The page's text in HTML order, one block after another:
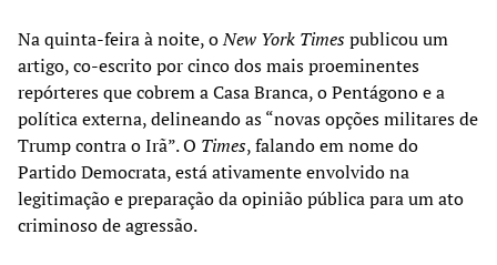
Na quinta-feira à noite, oNew York Timespublicou um
artigo, co-escrito por cinco dos mais proeminentes
repórteres que cobrem a Casa Branca, o Pentágono e a
política externa, delineando as “novas opções militares de
Trump contra o Irã”. O Times, falando em nome do
Partido Democrata, está ativamente envolvido na
legitimação e preparação da opinião pública para um ato
criminoso de agressão.